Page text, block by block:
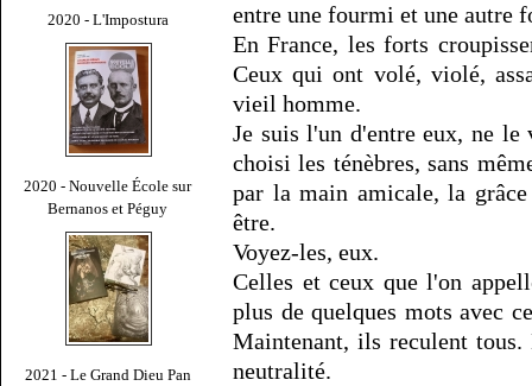
2020 - L'Impostura
2020 - Nouvelle École sur
Bernanos et Péguy
2021 - Le Grand Dieu Pan
entre une fourmi et une autre
En France, les forts
Ceux qui ont volé, violé,
vieil homme.
Je suis l'un d'entre eux, ne
choisi les ténèbres, sans
par la main amicale, la
être.
Voyez-les, eux.
Celles et ceux que l'on
plus de quelques mots avec
Maintenant, ils reculent
neutralité.